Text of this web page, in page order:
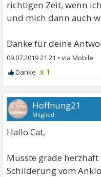
richtigen Zeit, wenn
und mich dann auch
Danke für deine
09.07.2019 21:21 •
x 1
Hoffnung21
Mitglied
Hallo Cat,
Musste grade
Schilderung vom